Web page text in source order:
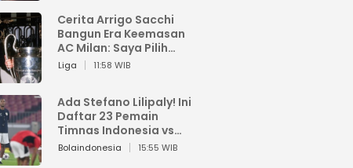
Cerita Arrigo Sacchi
Bangun Era Keemasan
AC Milan: Saya Pilih
Pemain dari Isi Otaknya
Liga 11:58 WIB
Ada Stefano Lilipaly! Ini
Daftar 23 Pemain
Timnas Indonesia vs
China
Bolaindonesia 15:55 WIB